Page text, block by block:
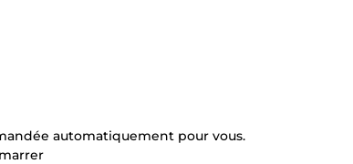
automatiquement pour vous.